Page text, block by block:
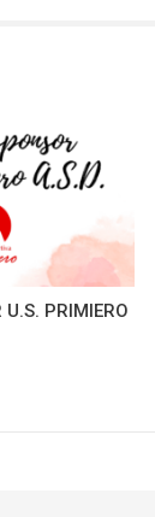
U.S. PRIMIERO